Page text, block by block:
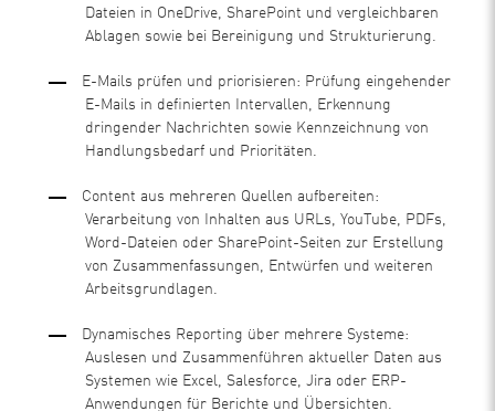
Dateien in OneDrive, SharePoint und vergleichbaren
Ablagen sowie bei Bereinigung und Strukturierung.
E-Mails prüfen und priorisieren: Prüfung eingehender
E-Mails in definierten Intervallen, Erkennung
dringender Nachrichten sowie Kennzeichnung von
Handlungsbedarf und Prioritäten.
Content aus mehreren Quellen aufbereiten:
Verarbeitung von Inhalten aus URLs, YouTube, PDFs,
Word-Dateien oder SharePoint-Seiten zur Erstellung
von Zusammenfassungen, Entwürfen und weiteren
Arbeitsgrundlagen.
Dynamisches Reporting über mehrere Systeme:
Auslesen und Zusammenführen aktueller Daten aus
Systemen wie Excel, Salesforce, Jira oder ERP-
Anwendungen für Berichte und Übersichten.